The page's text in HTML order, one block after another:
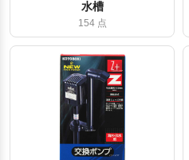
水槽
154 点